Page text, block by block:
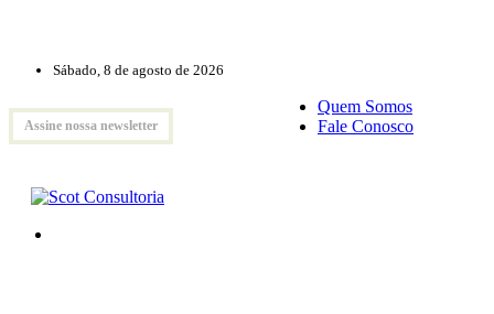
Sábado, 8 de agosto de 2026
Assine nossa newsletter
Quem Somos
Fale Conosco